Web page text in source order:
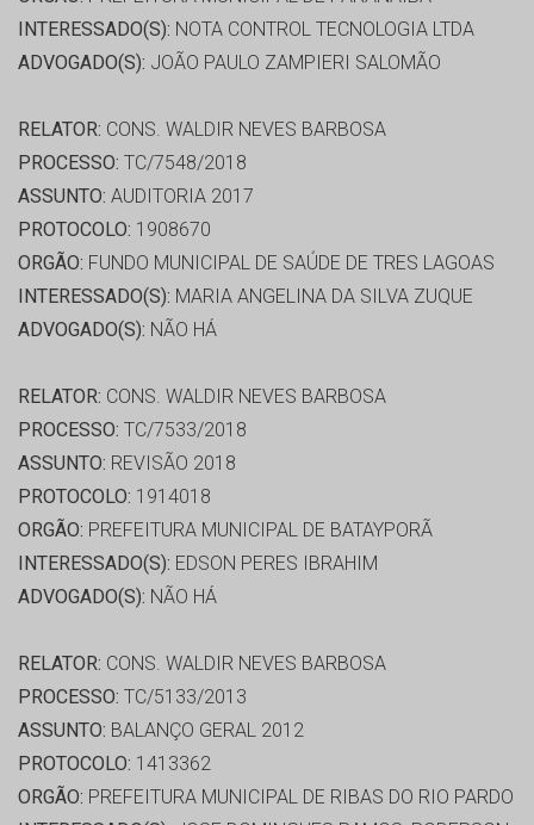
INTERESSADO(S): NOTA CONTROL TECNOLOGIA LTDA
ADVOGADO(S): JOÃO PAULO ZAMPIERI SALOMÃO
RELATOR: CONS. WALDIR NEVES BARBOSA
PROCESSO: TC/7548/2018
ASSUNTO: AUDITORIA 2017
PROTOCOLO: 1908670
ORGÃO: FUNDO MUNICIPAL DE SAÚDE DE TRES LAGOAS
INTERESSADO(S): MARIA ANGELINA DA SILVA ZUQUE
ADVOGADO(S): NÃO HÁ
RELATOR: CONS. WALDIR NEVES BARBOSA
PROCESSO: TC/7533/2018
ASSUNTO: REVISÃO 2018
PROTOCOLO: 1914018
ORGÃO: PREFEITURA MUNICIPAL DE BATAYPORÃ
INTERESSADO(S): EDSON PERES IBRAHIM
ADVOGADO(S): NÃO HÁ
RELATOR: CONS. WALDIR NEVES BARBOSA
PROCESSO: TC/5133/2013
ASSUNTO: BALANÇO GERAL 2012
PROTOCOLO: 1413362
ORGÃO: PREFEITURA MUNICIPAL DE RIBAS DO RIO PARDO